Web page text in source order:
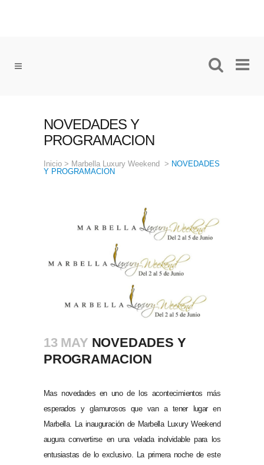
NOVEDADES Y
PROGRAMACION
Inicio > Marbella Luxury Weekend > NOVEDADES
Y PROGRAMACION
13 MAY NOVEDADES Y
PROGRAMACION
Mas novedades en uno de los acontecimientos más
esperados y glamurosos que van a tener lugar en
Marbella. La inauguración de Marbella Luxury Weekend
augura convertirse en una velada inolvidable para los
entusiastas de lo exclusivo. La primera noche de este